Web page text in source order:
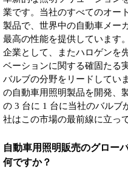
業です。当社のすべてのオー
製品で、世界中の自動車メー
最高の性能を提供しています
企業として、またハロゲンを
ベーションに関する確固たる
バルブの分野をリードしてい
の自動車用照明製品を開発、
の 3 台に 1 台に当社のバルブ
社はこの市場の最前線に立っ
自動車用照明販売のグロー
何ですか？